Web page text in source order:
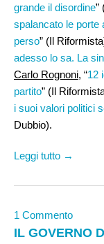
grande il disordine”
spalancato le porte
perso” (Il
adesso lo sa. La
Carlo Rognoni, “12
partito” (Il
i suoi valori politici
Dubbio).
Leggi tutto →
1 Commento
IL GOVERNO